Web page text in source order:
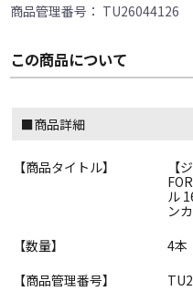
商品管理番号： TU26044126
この商品について
■商品詳細
【商品タイトル】
【
ル
ン
【数量】
4本
【商品管理番号】